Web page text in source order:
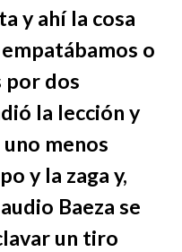
y ahí la cosa
o
por dos
la lección y
menos
y la zaga y,
Baeza se
un tiro